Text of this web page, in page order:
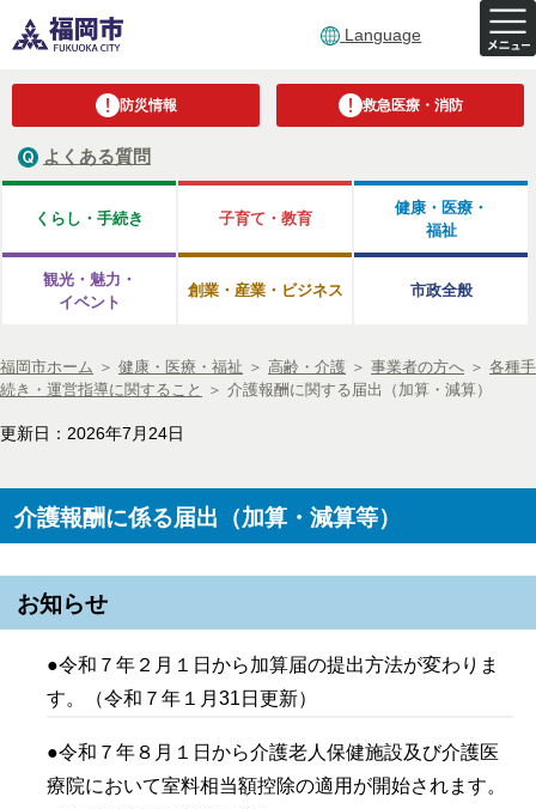
Language
防災情報 救急医療・消防
よくある質問
くらし・手続き 子育て・教育
健康・医療・
福祉
観光・魅力・
イベント
創業・産業・ビジネス 市政全般
福岡市ホーム ＞ 健康・医療・福祉 ＞ 高齢・介護 ＞ 事業者の方へ ＞ 各種手
続き・運営指導に関すること
＞ 介護報酬に関する届出（加算・減算）
更新日：2026年7月24日
介護報酬に係る届出（加算・減算等）
お知らせ
●令和７年２月１日から加算届の提出方法が変わりま
す。（令和７年１月31日更新）
●令和７年８月１日から介護老人保健施設及び介護医
療院において室料相当額控除の適用が開始されます。